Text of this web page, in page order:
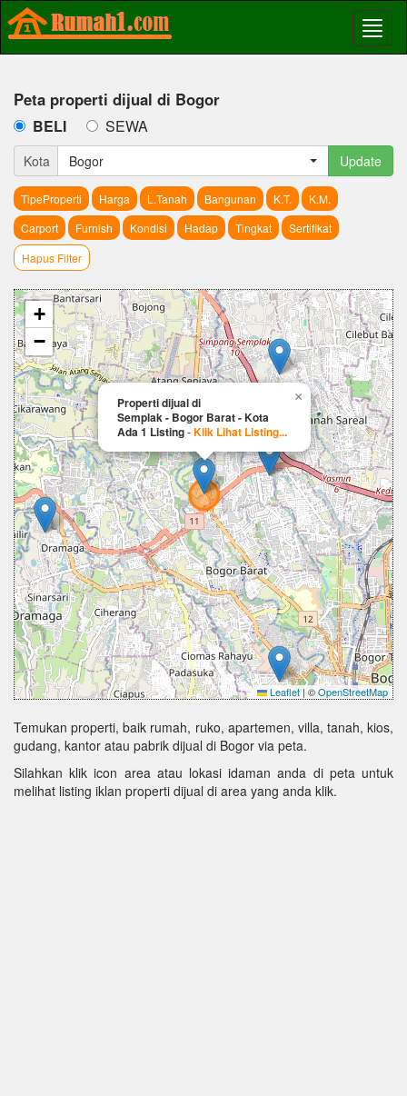
Peta properti dijual di Bogor
BELI SEWA
Kota Bogor Update
TipeProperti Harga L.Tanah Bangunan K.T.
K.M.
Carport
Furnish Kondisi Hadap Tingkat
Sertifikat
Hapus Filter
Properti dijual di
Semplak - Bogor Barat - Kota
Ada 1 Listing-Klik Lihat Listing...
×
+
−
Leaflet | ©OpenStreetMap
Temukan properti, baik rumah, ruko, apartemen, villa, tanah, kios,
gudang, kantor atau pabrik dijual di Bogor via peta.
Silahkan klik icon area atau lokasi idaman anda di peta untuk
melihat listing iklan properti dijual di area yang anda klik.